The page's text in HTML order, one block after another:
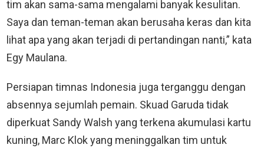
tim akan sama-sama mengalami banyak kesulitan.
Saya dan teman-teman akan berusaha keras dan kita
lihat apa yang akan terjadi di pertandingan nanti,” kata
Egy Maulana.
Persiapan timnas Indonesia juga terganggu dengan
absennya sejumlah pemain. Skuad Garuda tidak
diperkuat Sandy Walsh yang terkena akumulasi kartu
kuning, Marc Klok yang meninggalkan tim untuk